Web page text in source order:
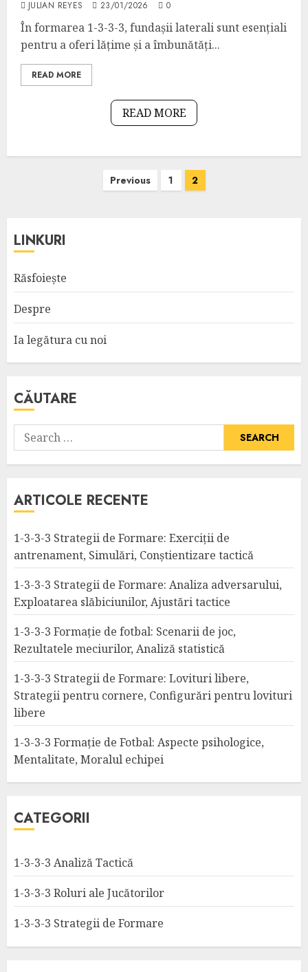
JULIAN REYES 23/01/2026 0
În formarea 1-3-3-3, fundașii laterali sunt esențiali
pentru a oferi lățime și a îmbunătăți...
READ MORE
READ MORE
Previous 1 2
LINKURI
Răsfoiește
Despre
Ia legătura cu noi
CĂUTARE
Search
for:
ARTICOLE RECENTE
1-3-3-3 Strategii de Formare: Exerciții de
antrenament, Simulări, Conștientizare tactică
1-3-3-3 Strategii de Formare: Analiza adversarului,
Exploatarea slăbiciunilor, Ajustări tactice
1-3-3-3 Formație de fotbal: Scenarii de joc,
Rezultatele meciurilor, Analiză statistică
1-3-3-3 Strategii de Formare: Lovituri libere,
Strategii pentru cornere, Configurări pentru lovituri
libere
1-3-3-3 Formație de Fotbal: Aspecte psihologice,
Mentalitate, Moralul echipei
CATEGORII
1-3-3-3 Analiză Tactică
1-3-3-3 Roluri ale Jucătorilor
1-3-3-3 Strategii de Formare